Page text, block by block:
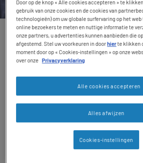
Contact revamp
Contact
Social revamp v2
Onze expertise
Diabetes en voeding
Diabetes treft wereldwijd 463
is een chronische ziekte die het
het lichaam om insuline te
juiste manier te gebruiken
tot hoge glucosespiegels in het
Door op de knop « Alle cookies accepteren » te
gebruik van onze cookies en de cookies van
technologieën) om uw globale surfervaring op het
online bezoekers te meten en nuttige informatie te
onze partners, u advertenties kunnen aanbieden die
afgestemd. Stel uw voorkeuren in doorhierte klikken
moment door op « Cookies-instellingen » op onze
over onze Privacyverklaring
Alles afwijzen
Alle cookies accepteren
Cookies-instellingen